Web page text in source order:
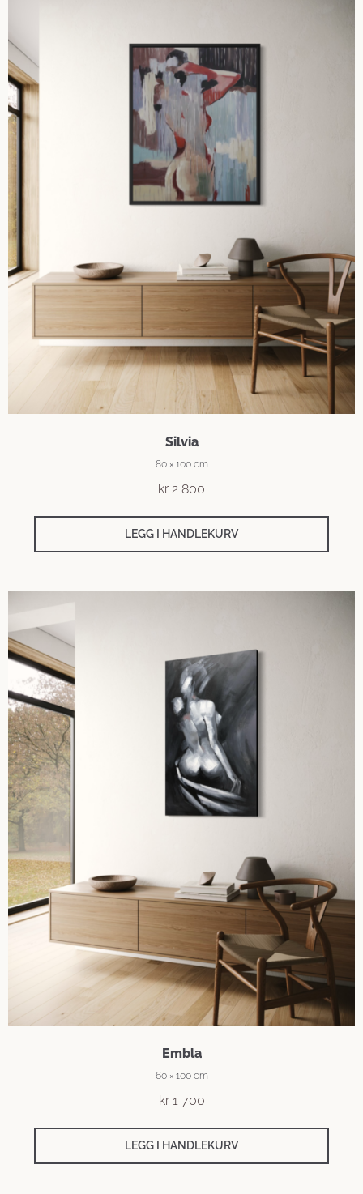
Silvia
80 × 100 cm
kr2 800
LEGG I HANDLEKURV
Embla
60 × 100 cm
kr1 700
LEGG I HANDLEKURV